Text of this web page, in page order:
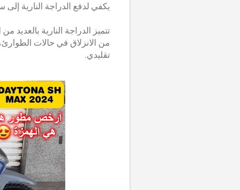
يكفي لدفع الدراجة النارية إلى سرعات تصل
من الانزلاق في حالات
تقليدي.